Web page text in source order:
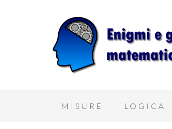
MISURE LOGICA